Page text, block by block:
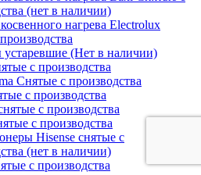
(нет в наличии)
нагрева Electrolux
(Нет в наличии)
с производства
Снятые с производства
с производства
с производства
с производства
Hisense снятые с
(нет в наличии)
с производства